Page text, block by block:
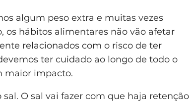
algum peso extra e muitas vezes
os hábitos alimentares não vão afetar
relacionados com o risco de ter
ter cuidado ao longo de todo o
maior impacto.
O sal vai fazer com que haja retenção